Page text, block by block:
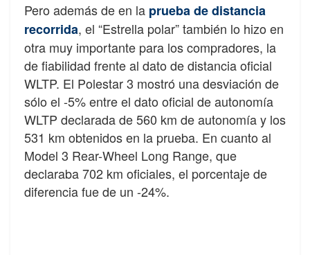
Pero además de en la prueba de distancia
recorrida, el “Estrella polar” también lo hizo en
otra muy importante para los compradores, la
de fiabilidad frente al dato de distancia oficial
WLTP. El Polestar 3 mostró una desviación de
sólo el -5% entre el dato oficial de autonomía
WLTP declarada de 560 km de autonomía y los
531 km obtenidos en la prueba. En cuanto al
Model 3 Rear-Wheel Long Range, que
declaraba 702 km oficiales, el porcentaje de
diferencia fue de un -24%.